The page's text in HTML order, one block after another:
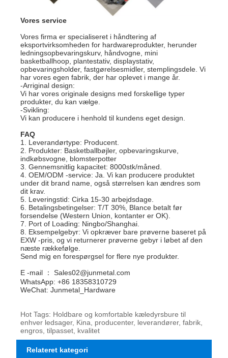
Vores service
Vores firma er specialiseret i håndtering af
eksportvirksomheden for hardwareprodukter, herunder
ledningsopbevaringskurv, håndvogne, mini
basketballhoop, plantestativ, displaystativ,
opbevaringsholder, fastgørelsesmidler, stemplingsdele. Vi
har vores egen fabrik, der har oplevet i mange år.
-Arriginal design:
Vi har vores originale designs med forskellige typer
produkter, du kan vælge.
-Svikling:
Vi kan producere i henhold til kundens eget design.
FAQ
1. Leverandørtype: Producent.
2. Produkter: Basketballbøjler, opbevaringskurve,
indkøbsvogne, blomsterpotter
3. Gennemsnitlig kapacitet: 8000stk/måned.
4. OEM/ODM -service: Ja. Vi kan producere produktet
under dit brand name, også størrelsen kan ændres som
dit krav.
5. Leveringstid: Cirka 15-30 arbejdsdage.
6. Betalingsbetingelser: T/T 30%, Blance betalt før
forsendelse (Western Union, kontanter er OK).
7. Port of Loading: Ningbo/Shanghai.
8. Eksempelgebyr: Vi opkræver bare prøverne baseret på
EXW -pris, og vi returnerer prøverne gebyr i løbet af den
næste rækkefølge.
Send mig en forespørgsel for flere nye produkter.
E -mail ： Sales02@junmetal.com
WhatsApp: +86 18358310729
WeChat: Junmetal_Hardware
Hot Tags: Holdbare og komfortable kæledyrsbure til
enhver ledsager, Kina, producenter, leverandører, fabrik,
engros, tilpasset, kvalitet
Relateret kategori